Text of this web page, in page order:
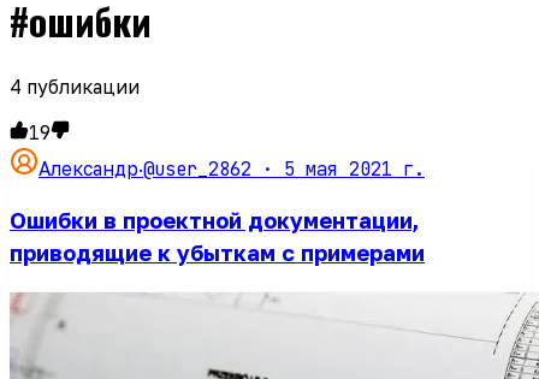
#ошибки
4 публикации
19
Александр·@user_2862 · 5 мая 2021 г.
Ошибки в проектной документации,
приводящие к убыткам с примерами